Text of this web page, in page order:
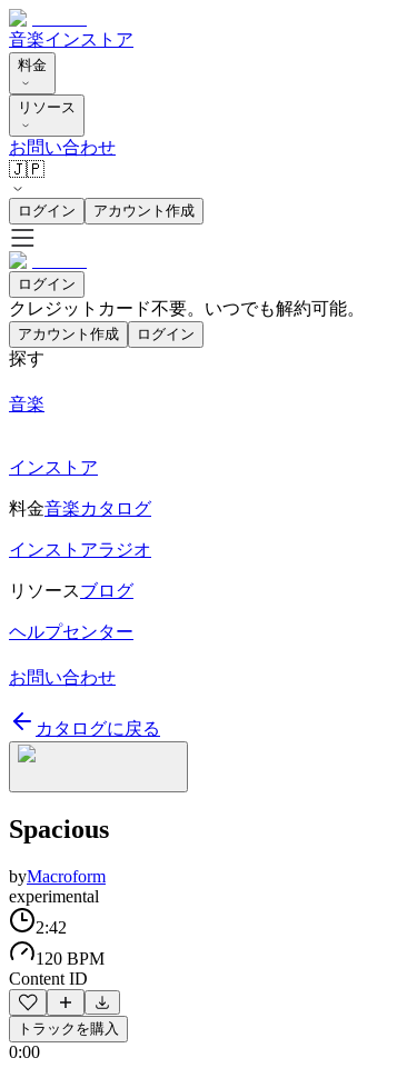
音楽インストア
料金
リソース
お問い合わせ
🇯🇵
ログイン アカウント作成
ログイン
クレジットカード不要。いつでも解約可能。
アカウント作成 ログイン
探す
音楽
インストア
料金音楽カタログ
インストアラジオ
リソースブログ
ヘルプセンター
お問い合わせ
カタログに戻る
Spacious
byMacroform
experimental
2:42
120 BPM
Content ID
トラックを購入
0:00